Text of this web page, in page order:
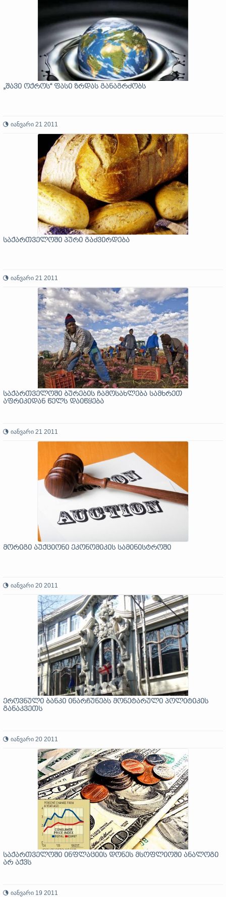
„შავი ოქროს“ ფასი ზრდას განაგრძობს
იანვარი 21 2011
საქართველოში პური გაძვირდება
იანვარი 21 2011
საქართველოში ბურების ჩამოსახლება სამხრეთ
აფრიკიდან წელს დაიწყება
იანვარი 21 2011
მორიგი აუქციონი ეკონომიკის სამინისტროში
იანვარი 20 2011
ეროვნული ბანკი ინარჩუნებს მონეტარული პოლიტიკის
განაკვეთს
იანვარი 20 2011
საქართველოში ინფლაციის დონეს მსოფლიოში ანალოგი
არ აქვს
იანვარი 19 2011